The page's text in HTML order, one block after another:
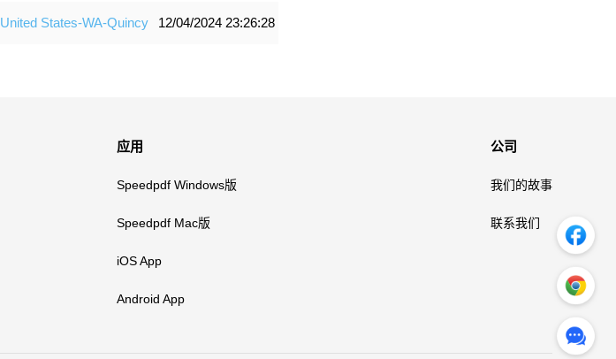
United States-WA-Quincy 12/04/2024 23:26:28
应用
Speedpdf Windows版
Speedpdf Mac版
iOS App
Android App
公司
我们的故事
联系我们